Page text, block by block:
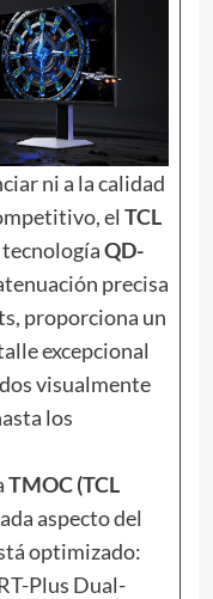
ni a la calidad
el TCL
QD-
precisa
proporciona un
excepcional
visualmente
los
TMOC (TCL
aspecto del
optimizado:
Plus Dual-